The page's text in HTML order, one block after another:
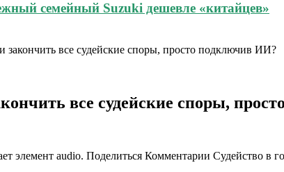
семейный Suzuki дешевле «китайцев»
закончить все судейские споры, просто подключив ИИ?
все судейские споры,
элемент audio. Поделиться Комментарии Судейство в